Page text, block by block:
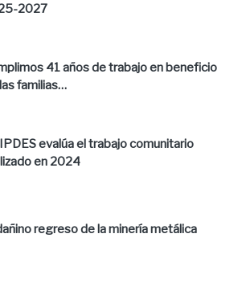
2027
41 años de trabajo en beneficio
familias…
evalúa el trabajo comunitario
en 2024
regreso de la minería metálica